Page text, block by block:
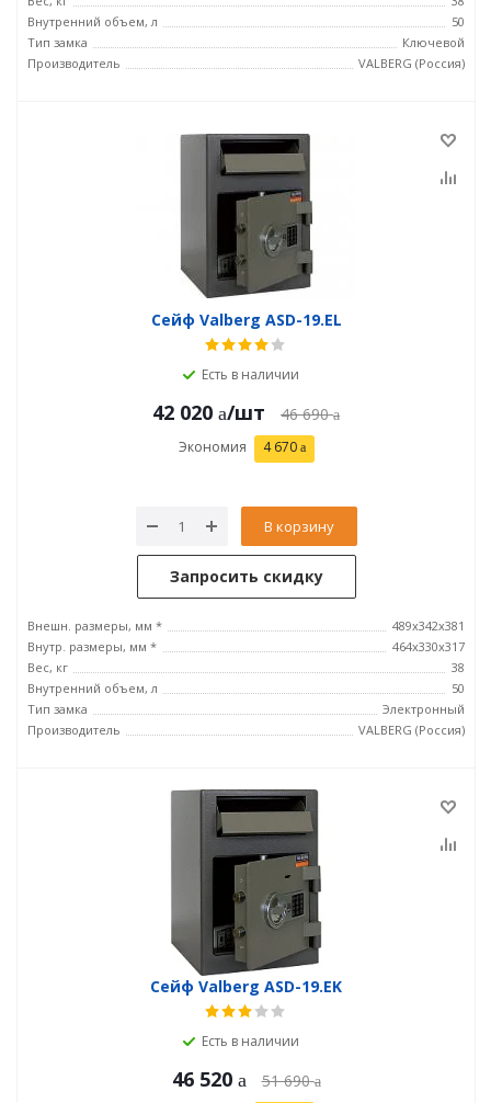
Внутренний объем, л
50
Тип замка
Ключевой
Производитель
VALBERG (Россия)
Сейф Valberg ASD-19.EL
Есть в наличии
42 020 /шт 46 690
Экономия 4 670
В корзину
Запросить скидку
Внешн. размеры, мм *
489x342x381
Внутр. размеры, мм *
464х330х317
Вес, кг
38
Внутренний объем, л
50
Тип замка
Электронный
Производитель
VALBERG (Россия)
Сейф Valberg ASD-19.EK
Есть в наличии
46 520 51 690